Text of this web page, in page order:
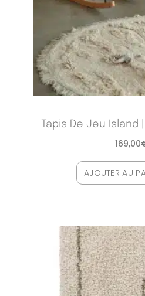
Tapis De Jeu
169,00
AJOUTER AU